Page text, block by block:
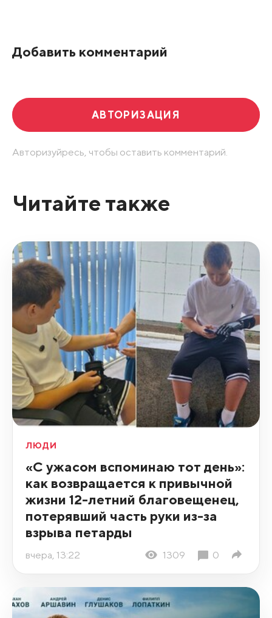
Добавить комментарий
АВТОРИЗАЦИЯ
Авторизуйресь, чтобы оставить комментарий.
Читайте также
ЛЮДИ
«С ужасом вспоминаю тот день»:
как возвращается к привычной
жизни 12-летний благовещенец,
потерявший часть руки из-за
взрыва петарды
вчера, 13:22 1309 0